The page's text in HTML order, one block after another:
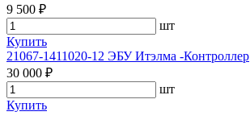
9 500 ₽
шт
Купить
21067-1411020-12 ЭБУ Итэлма -Контроллер
30 000 ₽
шт
Купить